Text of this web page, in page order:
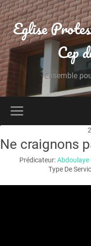
Eglise
Cep
Ensemble
Ne craignons
Prédicateur:Abdoulaye
Type De